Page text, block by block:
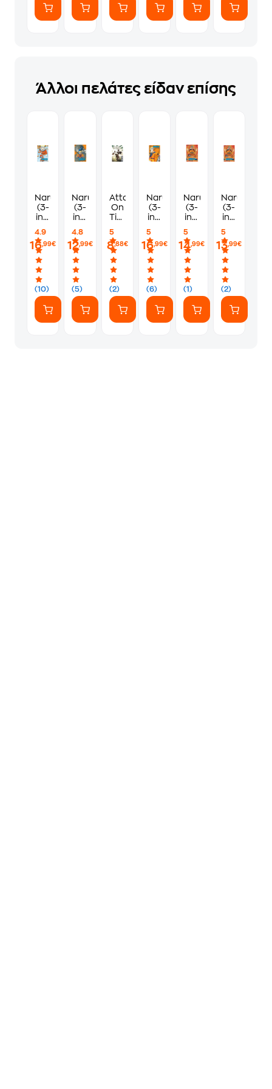
Άλλοι πελάτες είδαν επίσης
Naruto
(3-
in-1
Vol.
1
4.9
(10)
16,99€
Naruto
(3-
in-1
Vol.
3
4.8
(5)
12,99€
Attack
On
Titan,
20
5
(2)
8,88€
Naruto
(3-
in-1
Vol.
4
5
(6)
16,99€
Naruto
(3-
in-1
Vol.
8
5
(1)
14,99€
Naruto
(3-
in-1
Vol.
9
5
(2)
13,99€